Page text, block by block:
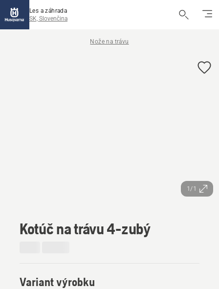
Les a záhrada
SK, Slovenčina
Nože na trávu
1/1
Kotúč na trávu 4-zubý
Variant výrobku